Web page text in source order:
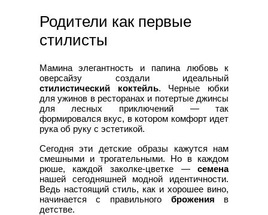
Родители как первые
стилисты
Мамина элегантность и папина любовь к
оверсайзу создали идеальный
стилистический коктейль. Черные юбки
для ужинов в ресторанах и потертые джинсы
для лесных приключений — так
формировался вкус, в котором комфорт идет
рука об руку с эстетикой.
Сегодня эти детские образы кажутся нам
смешными и трогательными. Но в каждом
рюше, каждой заколке-цветке —семена
нашей сегодняшней модной идентичности.
Ведь настоящий стиль, как и хорошее вино,
начинается с правильного брожения в
детстве.